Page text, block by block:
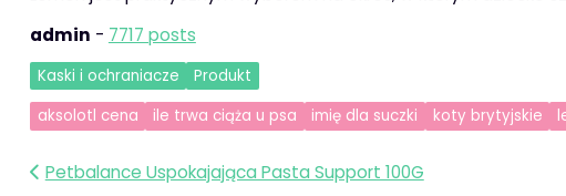
admin - 7717 posts
Kaski i ochraniacze
Produkt
aksolotl cena
ile trwa ciąża u psa imię dla suczki koty brytyjskie
Nawigacja
Petbalance Uspokajająca Pasta Support 100G